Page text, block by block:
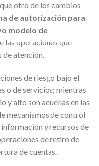
otro de los cambios
de autorización para
modelo de
las operaciones que
de atención.
de riesgo bajo el
o de servicios; mientras
y alto son aquellas en las
mecanismos de control
y recursos de
de retiro de
de cuentas.